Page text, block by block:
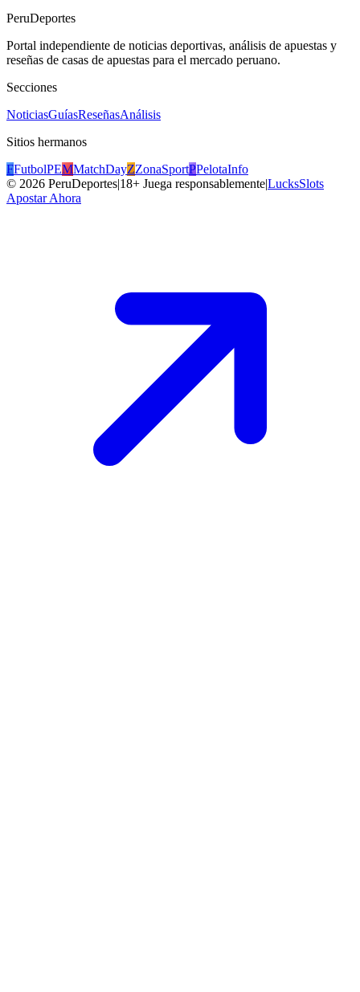
PeruDeportes
Portal independiente de noticias deportivas, análisis de apuestas y
reseñas de casas de apuestas para el mercado peruano.
Secciones
NoticiasGuíasReseñasAnálisis
Sitios hermanos
FFutbolPEMMatchDayZZonaSportPPelotaInfo
© 2026 PeruDeportes|18+ Juega responsablemente|LucksSlots
Apostar Ahora